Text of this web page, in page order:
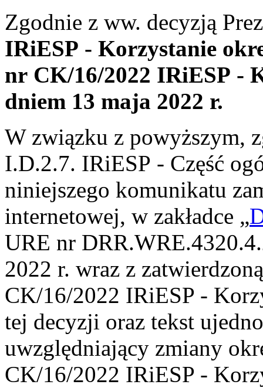
Zgodnie z ww. decyzją
IRiESP - Korzystanie
nr CK/16/2022 IRiESP -
dniem 13 maja 2022 r.
W związku z powyższym,
I.D.2.7. IRiESP - Część
niniejszego komunikatu
internetowej, w zakładce „
URE nr
2022 r. wraz z
CK/16/2022 IRiESP -
tej decyzji oraz tekst
uwzględniający zmiany
CK/16/2022 IRiESP -